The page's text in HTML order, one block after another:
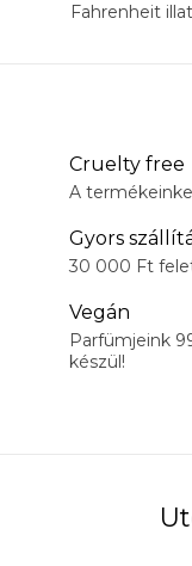
Fahrenheit
Cruelty free
A
Gyors
30 000 Ft
Vegán
Parfümjeink
készül!